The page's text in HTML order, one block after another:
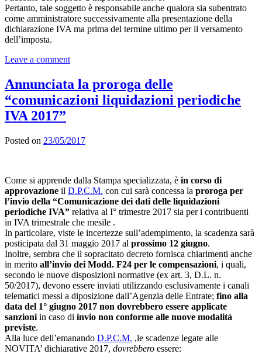
Pertanto, tale soggetto è responsabile anche qualora sia subentrato
come amministratore successivamente alla presentazione della
dichiarazione IVA ma prima del termine ultimo per il versamento
dell’imposta.
Leave a comment
Annunciata la proroga delle
“comunicazioni liquidazioni periodiche
IVA 2017”
Posted on 23/05/2017
Come si apprende dalla Stampa specializzata, è in corso di
approvazione il D.P.C.M. con cui sarà concessa la proroga per
l’invio della “Comunicazione dei dati delle liquidazioni
periodiche IVA” relativa al I° trimestre 2017 sia per i contribuenti
in IVA trimestrale che mesile .
In particolare, viste le incertezze sull’adempimento, la scadenza sarà
posticipata dal 31 maggio 2017 al prossimo 12 giugno.
Inoltre, sembra che il sopracitato decreto fornisca chiarimenti anche
in merito all’invio dei Modd. F24 per le compensazioni, i quali,
secondo le nuove disposizioni normative (ex art. 3, D.L. n.
50/2017), devono essere inviati utilizzando esclusivamente i canali
telematici messi a diposizione dall’Agenzia delle Entrate; fino alla
data del 1° giugno 2017 non dovrebbero essere applicate
sanzioni in caso di invio non conforme alle nuove modalità
previste.
Alla luce dell’emanando D.P.C.M. ,le scadenze legate alle
NOVITA’ dichiarative 2017, dovrebbero essere: